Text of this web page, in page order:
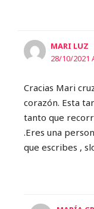
MARI LUZ
28/10/2021
Cracias Mari
corazón. Esta
tanto que
.Eres una
que escribes ,